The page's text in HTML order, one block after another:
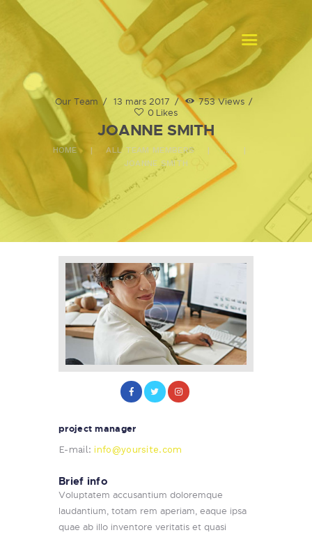
Our Team 13 mars 2017 753 Views
0 Likes
JOANNE SMITH
HOME ALL TEAM MEMBERS
...
JOANNE SMITH
MASTERS TRADUCTION GABON
Traduction assermentée
ACCUEIL
A PROPOS
NOS SERVICES
CONTACTS
project manager
E-mail:info@yoursite.com
Brief info
Voluptatem accusantium doloremque
laudantium, totam rem aperiam, eaque ipsa
quae ab illo inventore veritatis et quasi